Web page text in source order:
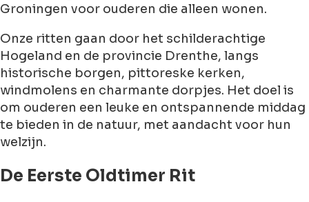
Groningen voor ouderen die alleen wonen.
Onze ritten gaan door het schilderachtige
Hogeland en de provincie Drenthe, langs
historische borgen, pittoreske kerken,
windmolens en charmante dorpjes. Het doel is
om ouderen een leuke en ontspannende middag
te bieden in de natuur, met aandacht voor hun
welzijn.
De Eerste Oldtimer Rit